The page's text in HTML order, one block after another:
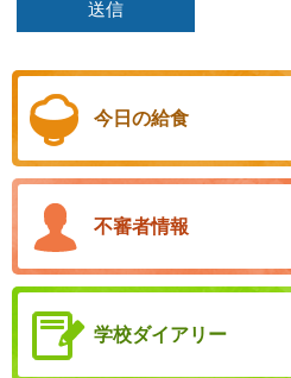
今日の給食
不審者情報
学校ダイアリー